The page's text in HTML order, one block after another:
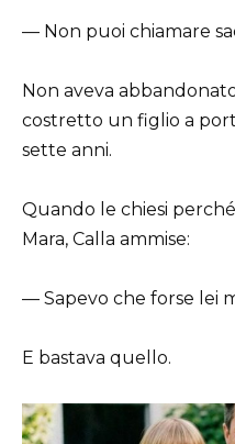
— Non puoi chiamare
Non aveva
costretto un figlio a
sette anni.
Quando le chiesi
Mara, Calla ammise:
— Sapevo che forse lei
E bastava quello.